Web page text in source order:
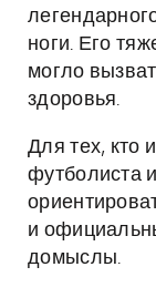
ноги. Его
могло
здоровья.
Для тех, кто
футболиста
и
домыслы.